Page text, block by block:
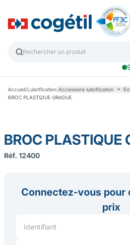
Accueil/Lubrification/Accessoire lubrification /
BROC PLASTQIUE GRADUE
BROC PLASTIQUE
Réf. 12400
Connectez-vous pour
prix